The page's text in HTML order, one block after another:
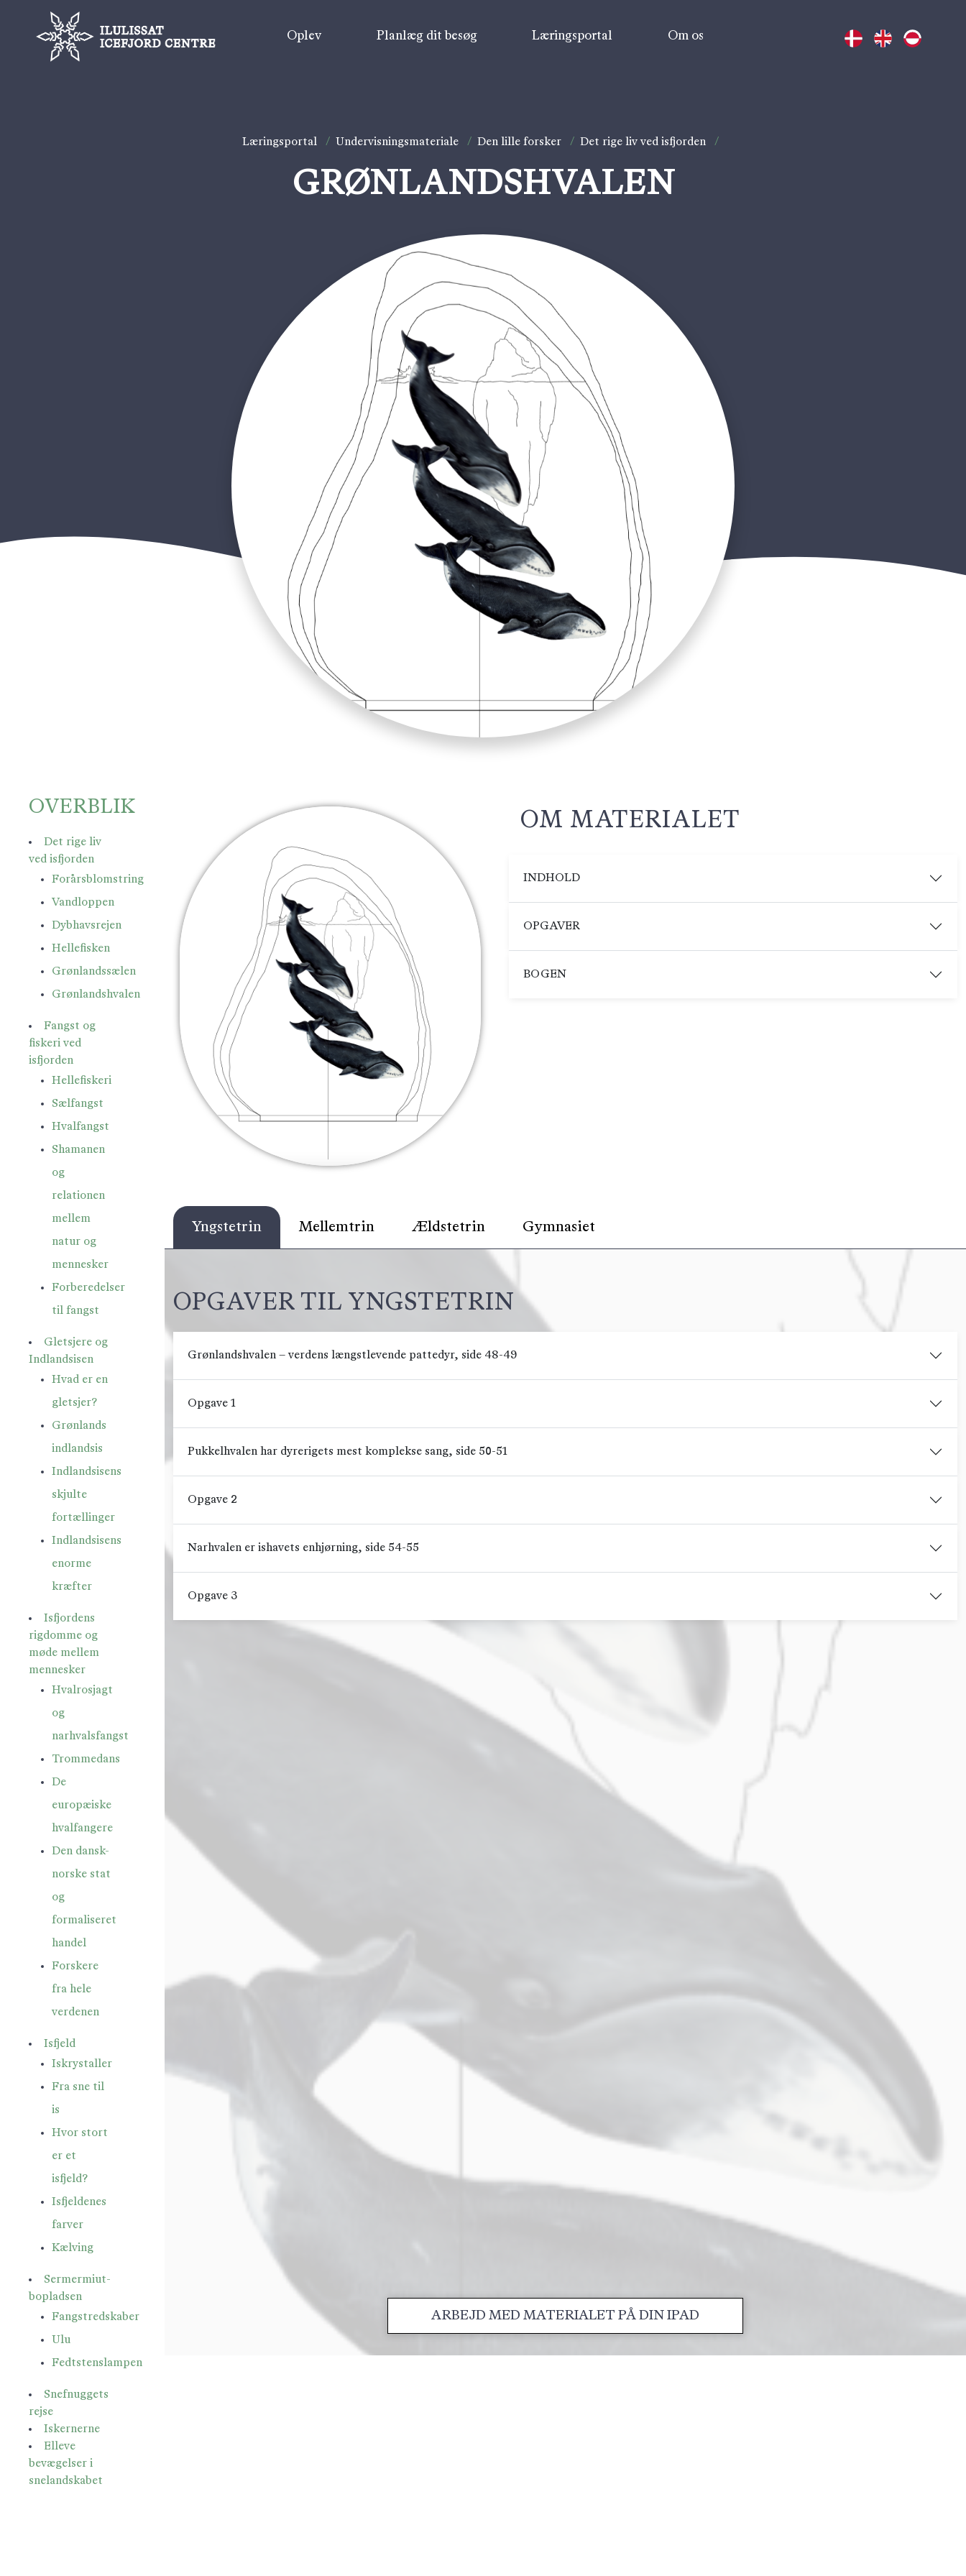
Oplev Planlæg dit besøg Læringsportal Om os
Læringsportal / Undervisningsmateriale / Den lille forsker / Det rige liv ved isfjorden /
GRØNLANDSHVALEN
OVERBLIK
Det rige liv
ved isfjorden
Forårsblomstring
Vandloppen
Dybhavsrejen
Hellefisken
Grønlandssælen
Grønlandshvalen
Fangst og
fiskeri ved
isfjorden
Hellefiskeri
Sælfangst
Hvalfangst
Shamanen
og
relationen
mellem
natur og
mennesker
Forberedelser
til fangst
Gletsjere og
Indlandsisen
Hvad er en
gletsjer?
Grønlands
indlandsis
Indlandsisens
skjulte
fortællinger
Indlandsisens
enorme
kræfter
Isfjordens
rigdomme og
møde mellem
mennesker
Hvalrosjagt
og
narhvalsfangst
Trommedans
De
europæiske
hvalfangere
Den dansk-
norske stat
og
formaliseret
handel
Forskere
fra hele
verdenen
Isfjeld
Iskrystaller
Fra sne til
is
Hvor stort
er et
isfjeld?
Isfjeldenes
farver
Kælving
Sermermiut-
bopladsen
Fangstredskaber
Ulu
Fedtstenslampen
Snefnuggets
rejse
Iskernerne
Elleve
bevægelser i
snelandskabet
OM MATERIALET
INDHOLD
OPGAVER
BOGEN
Yngstetrin Mellemtrin Ældstetrin Gymnasiet
OPGAVER TIL YNGSTETRIN
Grønlandshvalen – verdens længstlevende pattedyr, side 48-49
Opgave 1
Pukkelhvalen har dyrerigets mest komplekse sang, side 50-51
Opgave 2
Narhvalen er ishavets enhjørning, side 54-55
Opgave 3
ARBEJD MED MATERIALET PÅ DIN IPAD